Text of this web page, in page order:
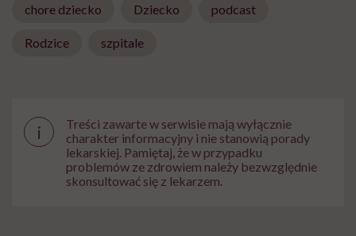
chore dziecko Dziecko podcast
Rodzice szpitale
i
Treści zawarte w serwisie mają wyłącznie
charakter informacyjny i nie stanowią porady
lekarskiej. Pamiętaj, że w przypadku
problemów ze zdrowiem należy bezwzględnie
skonsultować się z lekarzem.